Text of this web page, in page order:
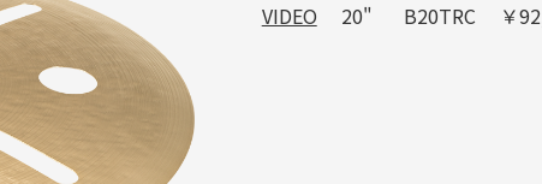
VIDEO 20" B20TRC ￥